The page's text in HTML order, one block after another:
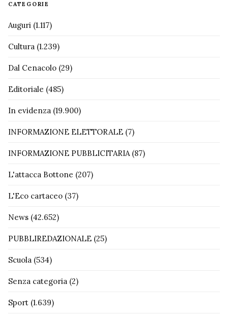
CATEGORIE
Auguri (1.117)
Cultura (1.239)
Dal Cenacolo (29)
Editoriale (485)
In evidenza (19.900)
INFORMAZIONE ELETTORALE (7)
INFORMAZIONE PUBBLICITARIA(87)
L'attacca Bottone (207)
L'Eco cartaceo (37)
News (42.652)
PUBBLIREDAZIONALE (25)
Scuola (534)
Senza categoria (2)
Sport (1.639)